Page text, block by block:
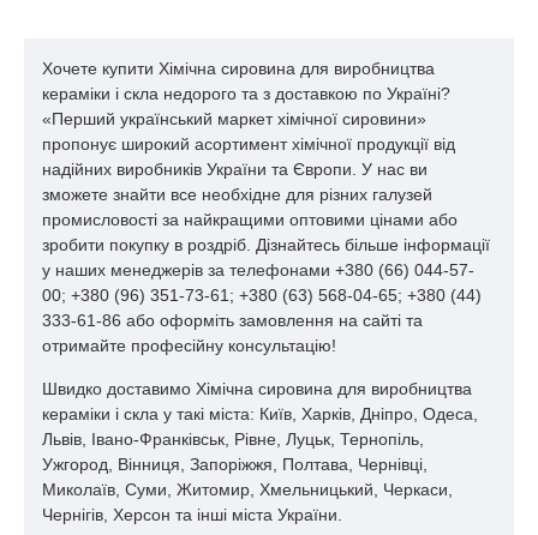
Хочете купити Хімічна сировина для виробництва
кераміки і скла недорого та з доставкою по Україні?
«Перший український маркет хімічної сировини»
пропонує широкий асортимент хімічної продукції від
надійних виробників України та Європи. У нас ви
зможете знайти все необхідне для різних галузей
промисловості за найкращими оптовими цінами або
зробити покупку в роздріб. Дізнайтесь більше інформації
у наших менеджерів за телефонами +380 (66) 044-57-
00; +380 (96) 351-73-61; +380 (63) 568-04-65; +380 (44)
333-61-86 або оформіть замовлення на сайті та
отримайте професійну консультацію!
Швидко доставимо Хімічна сировина для виробництва
кераміки і скла у такі міста: Київ, Харків, Дніпро, Одеса,
Львів, Івано-Франківськ, Рівне, Луцьк, Тернопіль,
Ужгород, Вінниця, Запоріжжя, Полтава, Чернівці,
Миколаїв, Суми, Житомир, Хмельницький, Черкаси,
Чернігів, Херсон та інші міста України.